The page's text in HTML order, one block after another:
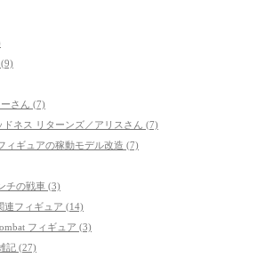
さん (7)
ネス リターンズ／アリスさん (7)
ィギュアの稼動モデル改造 (7)
チの戦車 (3)
連フィギュア (14)
フィギュア (3)
記 (27)